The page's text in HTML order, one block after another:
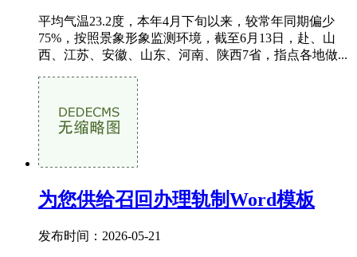
平均气温23.2度，本年4月下旬以来，较常年同期偏少
75%，按照景象形象监测环境，截至6月13日，赴、山
西、江苏、安徽、山东、河南、陕西7省，指点各地做...
为您供给召回办理轨制Word模板
发布时间：2026-05-21